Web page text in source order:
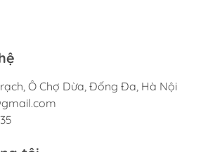
Ô Chợ Dừa, Đống Đa, Hà Nội